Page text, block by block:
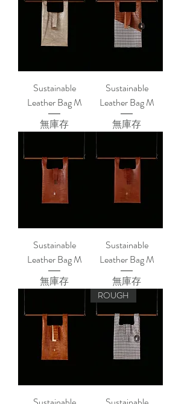
Sustainable
Leather Bag M
無庫存
Sustainable
Leather Bag M
無庫存
Sustainable
Leather Bag M
無庫存
Sustainable
Leather Bag M
無庫存
ROUGH